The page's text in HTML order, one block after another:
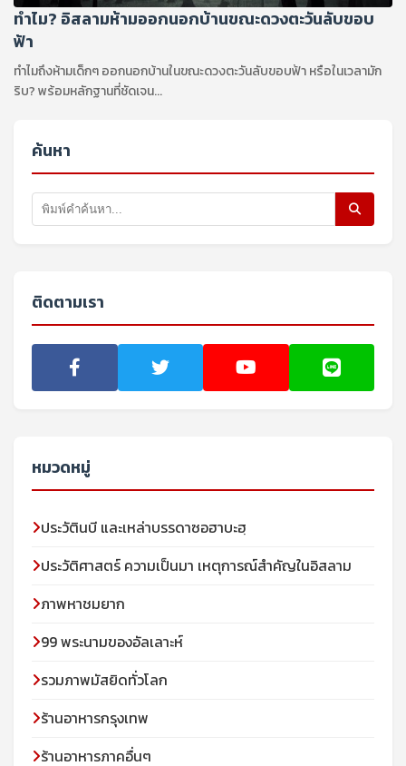
ทำไม? อิสลามห้ามออกนอกบ้านขณะดวงตะวันลับขอบ
ฟ้า
ทำไมถึงห้ามเด็กๆ ออกนอกบ้านในขณะดวงตะวันลับขอบฟ้า หรือในเวลามัก
ริบ? พร้อมหลักฐานที่ชัดเจน...
ค้นหา
ติดตามเรา
หมวดหมู่
ประวัตินบี และเหล่าบรรดาซอฮาบะฮฺ
ประวัติศาสตร์ ความเป็นมา เหตุการณ์สำคัญในอิสลาม
ภาพหาชมยาก
99 พระนามของอัลเลาะห์
รวมภาพมัสยิดทั่วโลก
ร้านอาหารกรุงเทพ
ร้านอาหารภาคอื่นๆ